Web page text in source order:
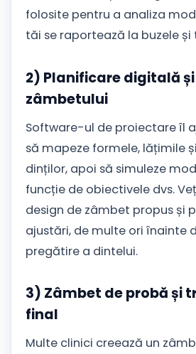
folosite pentru a analiza
tăi se raportează la buzele
2) Planificare digitală
zâmbetului
Software-ul de proiectare îl
să mapeze formele, lățimile
dinților, apoi să simuleze
funcție de obiectivele dvs.
design de zâmbet propus și
ajustări, de multe ori înainte
pregătire a dintelui.
3) Zâmbet de probă și
final
Multe clinici creează un